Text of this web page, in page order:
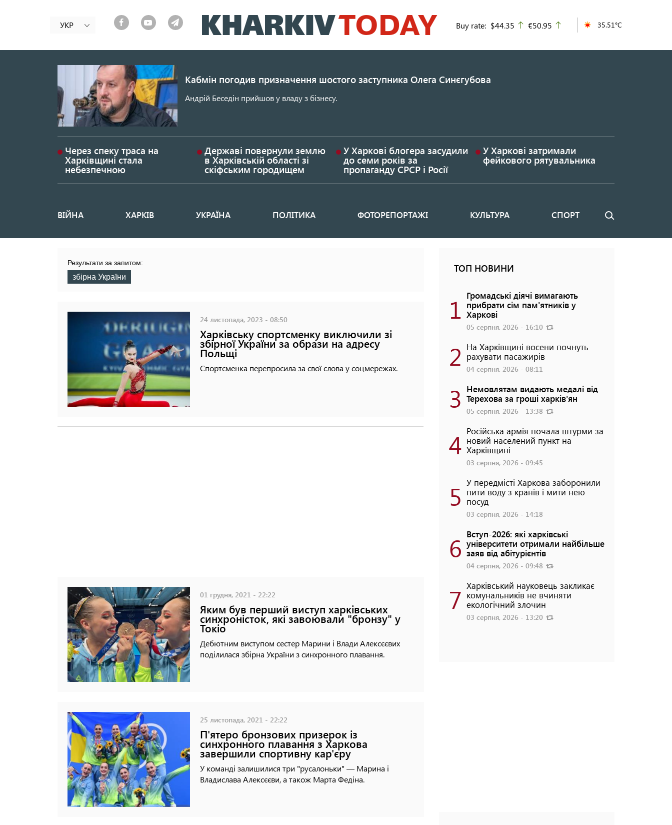
до
основного
УКР Buy rate: $44.35 up
€50.95 35.51°C
Кабмін погодив призначення шостого заступника Олега Синєгубова
Андрій Беседін прийшов у владу з бізнесу.
Через спеку траса на
Харківщині стала
небезпечною
Державі повернули землю
в Харківській області зі
скіфським городищем
У Харкові блогера засудили
до семи років за
пропаганду СРСР і Росії
У Харкові затримали
фейкового рятувальника
Основная
ВІЙНА ХАРКІВ УКРАЇНА ПОЛІТИКА ФОТОРЕПОРТАЖІ КУЛЬТУРА СПОРТ Пошук
Результати за запитом:
збірна України
24 листопада, 2023 - 08:50
Харківську спортсменку виключили зі
збірної України за образи на адресу
Польщі
Спортсменка перепросила за свої слова у соцмережах.
01 грудня, 2021 - 22:22
Яким був перший виступ харківських
синхроністок, які завоювали "бронзу" у
Токіо
Дебютним виступом сестер Марини і Влади Алексєєвих
поділилася збірна України з синхронного плавання.
25 листопада, 2021 - 22:22
П'ятеро бронзових призерок із
синхронного плавання з Харкова
завершили спортивну кар'єру
У команді залишилися три "русалоньки" — Марина і
Владислава Алексєєви, а також Марта Федіна.
ТОП НОВИНИ
1 Громадські діячі вимагають
прибрати сім пам'ятників у
Харкові
05 серпня, 2026 - 16:10
2 На Харківщині восени почнуть
рахувати пасажирів
04 серпня, 2026 - 08:11
3 Немовлятам видають медалі від
Терехова за гроші харків'ян
05 серпня, 2026 - 13:38
4 Російська армія почала штурми за
новий населений пункт на
Харківщині
03 серпня, 2026 - 09:45
5 У передмісті Харкова заборонили
пити воду з кранів і мити нею
посуд
03 серпня, 2026 - 14:18
6 Вступ-2026: які харківські
університети отримали найбільше
заяв від абітурієнтів
04 серпня, 2026 - 09:48
7 Харківський науковець закликає
комунальників не вчиняти
екологічний злочин
03 серпня, 2026 - 13:20